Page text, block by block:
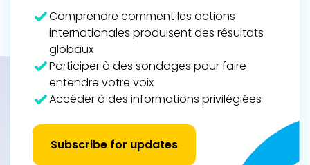
Comprendre comment les actions
internationales produisent des résultats
globaux
Participer à des sondages pour faire
entendre votre voix
Accéder à des informations privilégiées
Subscribe for updates